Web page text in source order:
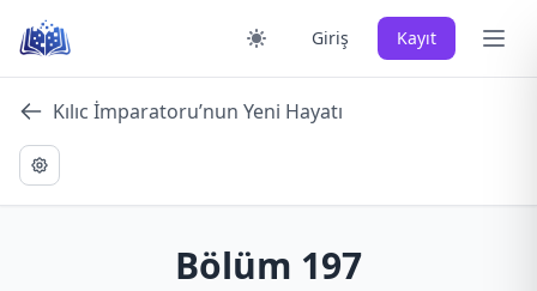
content
Giriş Kayıt Ana
Kılıc İmparatoru’nun Yeni Hayatı
Bölüm 197